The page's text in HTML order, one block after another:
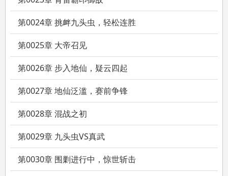
第0024章 挑衅九头虫，轻松连胜
第0025章 大帝召见
第0026章 步入地仙，疑云四起
第0027章 地仙泛滥，赛前争锋
第0028章 混战之初
第0029章 九头虫VS真武
第0030章 围剿进行中，惊世斩击